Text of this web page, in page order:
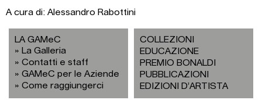
A cura di: Alessandro Rabottini
LA GAMeC
La Galleria
Contatti e staff
GAMeC per le Aziende
Come raggiungerci
COLLEZIONI
EDUCAZIONE
PREMIO BONALDI
PUBBLICAZIONI
EDIZIONI D’ARTISTA